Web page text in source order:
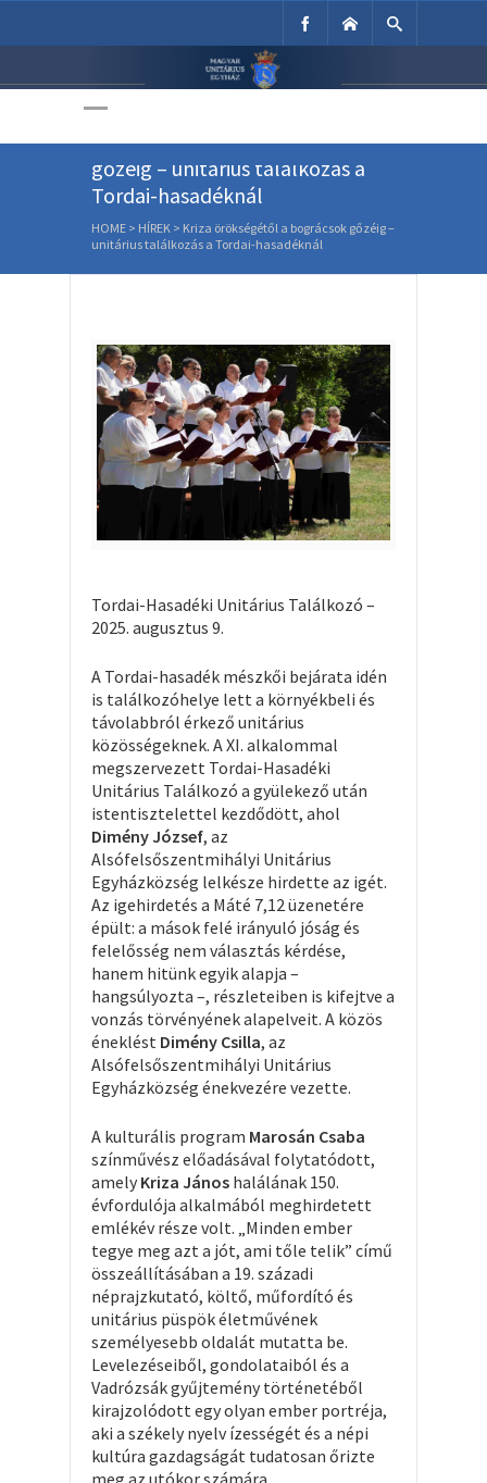
Unitárius Egyház
Kriza örökségétől a bográcsok
gőzéig – unitárius találkozás a
Tordai-hasadéknál
HOME > HÍREK > Kriza örökségétől a bográcsok gőzéig –
unitárius találkozás a Tordai-hasadéknál
Tordai-Hasadéki Unitárius Találkozó –
2025. augusztus 9.
A Tordai-hasadék mészkői bejárata idén
is találkozóhelye lett a környékbeli és
távolabbról érkező unitárius
közösségeknek. A XI. alkalommal
megszervezett Tordai-Hasadéki
Unitárius Találkozó a gyülekező után
istentisztelettel kezdődött, ahol
Dimény József, az
Alsófelsőszentmihályi Unitárius
Egyházközség lelkésze hirdette az igét.
Az igehirdetés a Máté 7,12 üzenetére
épült: a mások felé irányuló jóság és
felelősség nem választás kérdése,
hanem hitünk egyik alapja –
hangsúlyozta –, részleteiben is kifejtve a
vonzás törvényének alapelveit. A közös
éneklést Dimény Csilla, az
Alsófelsőszentmihályi Unitárius
Egyházközség énekvezére vezette.
A kulturális program Marosán Csaba
színművész előadásával folytatódott,
amely Kriza János halálának 150.
évfordulója alkalmából meghirdetett
emlékév része volt. „Minden ember
tegye meg azt a jót, ami tőle telik” című
összeállításában a 19. századi
néprajzkutató, költő, műfordító és
unitárius püspök életművének
személyesebb oldalát mutatta be.
Levelezéseiből, gondolataiból és a
Vadrózsák gyűjtemény történetéből
kirajzolódott egy olyan ember portréja,
aki a székely nyelv ízességét és a népi
kultúra gazdagságát tudatosan őrizte
meg az utókor számára.